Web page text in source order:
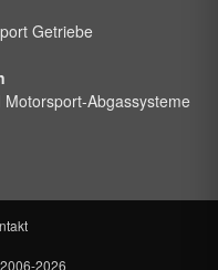
Getriebe
Abgassysteme
2006-2026